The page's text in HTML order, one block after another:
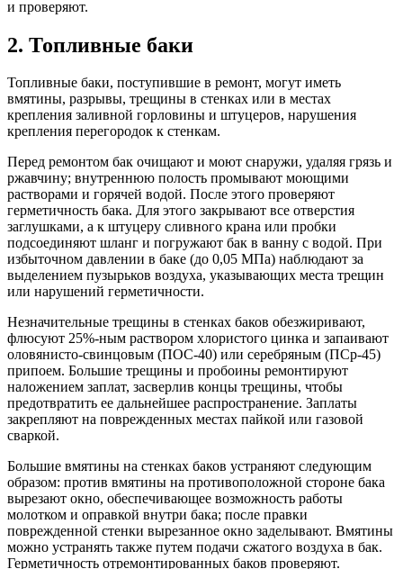
и проверяют.
2. Топливные баки
Топливные баки, поступившие в ремонт, могут иметь
вмятины, разрывы, трещины в стенках или в местах
крепления заливной горловины и штуцеров, нарушения
крепления перегородок к стенкам.
Перед ремонтом бак очищают и моют снаружи, удаляя грязь и
ржавчину; внутреннюю полость промывают моющими
растворами и горячей водой. После этого проверяют
герметичность бака. Для этого закрывают все отверстия
заглушками, а к штуцеру сливного крана или пробки
подсоединяют шланг и погружают бак в ванну с водой. При
избыточном давлении в баке (до 0,05 МПа) наблюдают за
выделением пузырьков воздуха, указывающих места трещин
или нарушений герметичности.
Незначительные трещины в стенках баков обезжиривают,
флюсуют 25%-ным раствором хлористого цинка и запаивают
оловянисто-свинцовым (ПОС-40) или серебряным (ПСр-45)
припоем. Большие трещины и пробоины ремонтируют
наложением заплат, засверлив концы трещины, чтобы
предотвратить ее дальнейшее распространение. Заплаты
закрепляют на поврежденных местах пайкой или газовой
сваркой.
Большие вмятины на стенках баков устраняют следующим
образом: против вмятины на противоположной стороне бака
вырезают окно, обеспечивающее возможность работы
молотком и оправкой внутри бака; после правки
поврежденной стенки вырезанное окно заделывают. Вмятины
можно устранять также путем подачи сжатого воздуха в бак.
Герметичность отремонтированных баков проверяют.